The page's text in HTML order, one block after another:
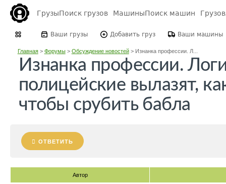
ГрузыПоиск грузов МашиныПоиск машин
Ваши грузы Добавить груз Ваши машины
Главная> Форумы> Обсуждение новостей> Изнанка профессии. Л...
Изнанка профессии.
полицейские вылазят,
чтобы срубить бабла
ОТВЕТИТЬ
Автор